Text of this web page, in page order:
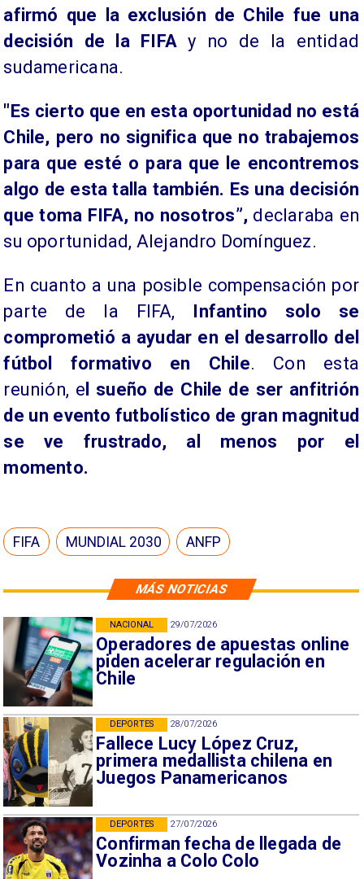
MÁS NOTICIAS
29/07/2026
Operadores de apuestas online
piden acelerar regulación en
Chile
NACIONAL
28/07/2026
Fallece Lucy López Cruz,
primera medallista chilena en
Juegos Panamericanos
DEPORTES
27/07/2026
Confirman fecha de llegada de
Vozinha a Colo Colo
DEPORTES
afirmó que la exclusión de Chile fue una
decisión de la FIFAy no de la entidad
sudamericana.
"Es cierto que en esta oportunidad no está
Chile, pero no significa que no trabajemos
para que esté o para que le encontremos
algo de esta talla también. Es una decisión
que toma FIFA, no nosotros”, declaraba en
su oportunidad, Alejandro Domínguez.
En cuanto a una posible compensación por
parte de la FIFA, Infantino solo se
comprometió a ayudar en el desarrollo del
fútbol formativo en Chile. Con esta
reunión, e l sueño de Chile de ser anfitrión
de un evento futbolístico de gran magnitud
se ve frustrado, al menos por el
momento.
FIFA MUNDIAL 2030 ANFP